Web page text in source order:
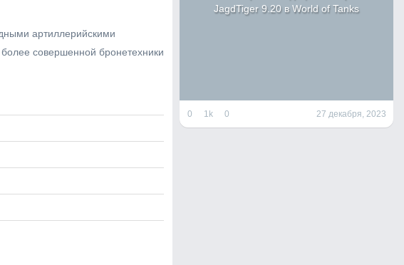
артиллерийскими
совершенной бронетехники
JagdTiger 9.20 в World of Tanks
0 1k 0 27 декабря, 2023